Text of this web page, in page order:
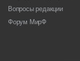
Вопросы редакции
Форум МирФ